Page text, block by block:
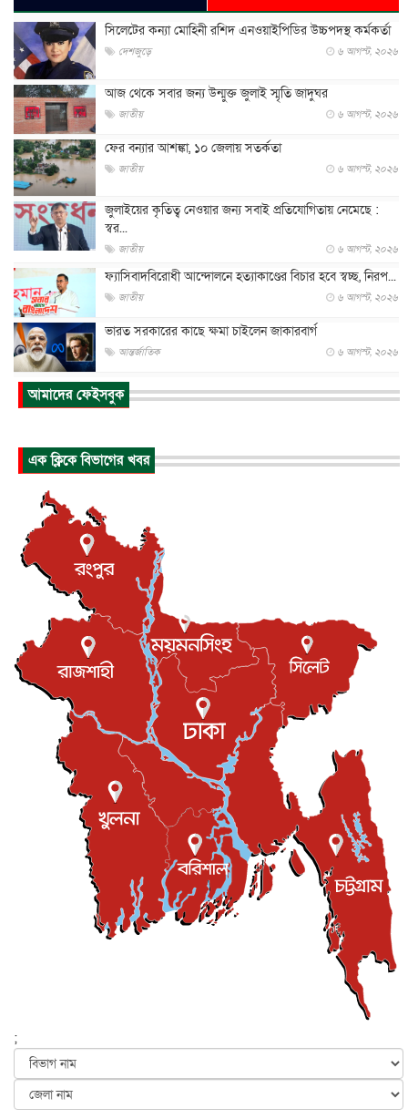
সিলেটের কন্যা মোহিনী রশিদ এনওয়াইপিডির উচ্চপদস্থ কর্মকর্তা
দেশজুড়ে ৬ আগস্ট, ২০২৬
আজ থেকে সবার জন্য উন্মুক্ত জুলাই স্মৃতি জাদুঘর
জাতীয় ৬ আগস্ট, ২০২৬
ফের বন্যার আশঙ্কা, ১০ জেলায় সতর্কতা
জাতীয় ৬ আগস্ট, ২০২৬
জুলাইয়ের কৃতিত্ব নেওয়ার জন্য সবাই প্রতিযোগিতায় নেমেছে :
স্বর...
জাতীয় ৬ আগস্ট, ২০২৬
ফ্যাসিবাদবিরোধী আন্দোলনে হত্যাকাণ্ডের বিচার হবে স্বচ্ছ, নিরপ...
জাতীয় ৬ আগস্ট, ২০২৬
ভারত সরকারের কাছে ক্ষমা চাইলেন জাকারবার্গ
আন্তর্জাতিক ৬ আগস্ট, ২০২৬
আকাশে ট্রাম্পের হেলিকপ্টার ও যাত্রীবাহী বিমান মুখোমুখি, তদন্...
আন্তর্জাতিক
আন্তর্জাতিক ৬ আগস্ট, ২০২৬
টি-টোয়েন্টি ইতিহাসের সর্বোচ্চ রানের মালিক এখন জস বাটলার
বস্তিতে কেটেছে শৈশব, আজ মুম্বাইয়ে দুই বাড়ির মালিক
বিনোদন ৬ আগস্ট, ২০২৬
যুক্তরাজ্যে বসবাসরত জাতীয়তাবাদী কুলাউড়াবাসীর মত বিনিময়
সভা...
ইউকে কমিউনিটি ৫ আগস্ট, ২০২৬
প্রধানমন্ত্রীকে সৌদি আরব সফরের আমন্ত্রণ
জাতীয় ৫ আগস্ট, ২০২৬
জুলাই গণ-অভ্যুত্থান দিবস আজ, স্মরণে দেশজুড়ে কর্মসূচি
জাতীয় ৫ আগস্ট, ২০২৬
জনগণ পরিবর্তন চেয়েছে বলেই জুলাই আন্দোলন সফল :
৫ আগস্ট, ২০২৬
বেনজীর আহমেদের সঙ্গে পরীমনির ঘনিষ্ঠ সম্পর্ক ছিল : নাসির
মাহম...
জাতীয় ৫ আগস্ট, ২০২৬
হরমুজ নিয়ে ইরান-মার্কিন চুক্তি হতে পারে আজ : মার্কিন অর্থমন...
৫ আগস্ট, ২০২৬
পৃথিবীর দিকে আসছে বিধ্বংসী বস্তু, পারমাণবিক বোমা দিয়ে করা
আন্তর্জাতিক ৫ আগস্ট, ২০২৬
কেনিয়ায় ১৫ হাতির রহস্যজনক মৃত্যু, সন্দেহের মুখে কীটনাশকের
আমাদের ফেইসবুক
এক ক্লিকে বিভাগের খবর
;